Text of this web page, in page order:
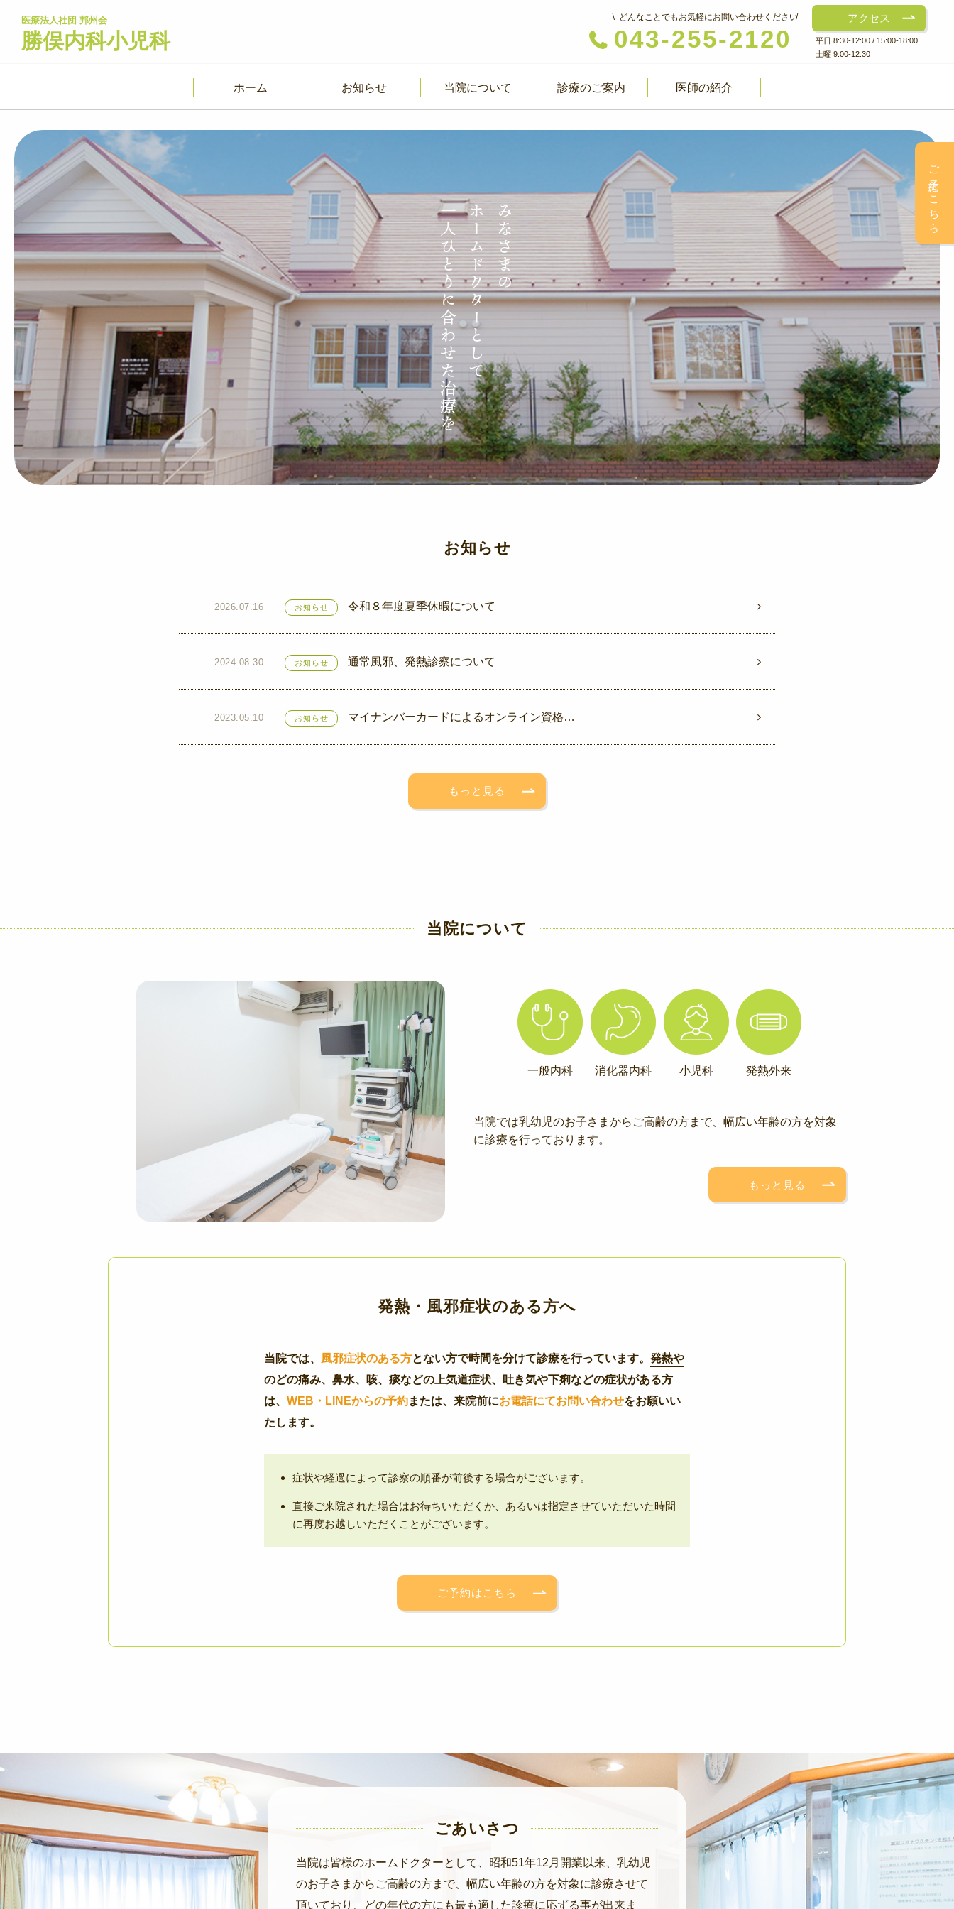
医療法人社団 邦州会
勝俣内科小児科
どんなことでもお気軽にお問い合わせください
043-255-2120
アクセス
平日 8:30-12:00 / 15:00-18:00
土曜 9:00-12:30
ホーム お知らせ 当院について 診療のご案内 医師の紹介
ご予約はこちら
みなさまの
ホームドクターとして
一人ひとりに合わせた治療を
お知らせ
2026.07.16 お知らせ 令和８年度夏季休暇について
2024.08.30 お知らせ 通常風邪、発熱診察について
2023.05.10 お知らせ マイナンバーカードによるオンライン資格…
もっと見る
当院について
一般内科 消化器内科 小児科 発熱外来
当院では乳幼児のお子さまからご高齢の方まで、幅広い年齢の方を対象
に診療を行っております。
もっと見る
発熱・風邪症状のある方へ
当院では、 風邪症状のある方とない方で時間を分けて診療を行っています。 発熱や
のどの痛み、鼻水、咳、痰などの上気道症状、吐き気や下痢などの症状がある方
は、 WEB・LINEからの予約または、来院前にお電話にてお問い合わせをお願いい
たします。
症状や経過によって診察の順番が前後する場合がございます。
直接ご来院された場合はお待ちいただくか、あるいは指定させていただいた時間
に再度お越しいただくことがございます。
ご予約はこちら
ごあいさつ
当院は皆様のホームドクターとして、昭和51年12月開業以来、乳幼児
のお子さまからご高齢の方まで、幅広い年齢の方を対象に診療させて
頂いており、どの年代の方にも最も適した診療に応ずる事が出来ま